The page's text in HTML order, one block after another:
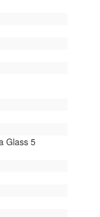
Glass 5